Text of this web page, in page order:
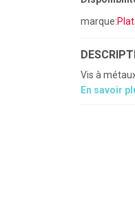
marque:
Vis à
En savoir